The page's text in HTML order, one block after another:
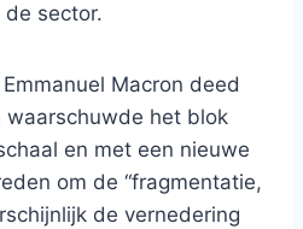
sector.
Macron deed
waarschuwde het blok
en met een nieuwe
om de “fragmentatie,
de vernedering